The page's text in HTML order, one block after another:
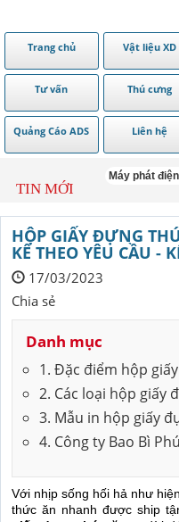
Trang chủ Vật liệu XD
Tư vấn Thú cưng
Quảng Cáo ADS Liên hệ
TIN MỚI
Máy phát điện
HỘP GIẤY ĐỰNG
KẾ THEO YÊU CẦU -
17/03/2023
Chia sẻ
Danh mục
1. Đặc điểm hộp
2. Các loại hộp giấy
3. Mẫu in hộp giấy
4. Công ty Bao Bì
Với nhịp sống hối hả như
thức ăn nhanh được ship